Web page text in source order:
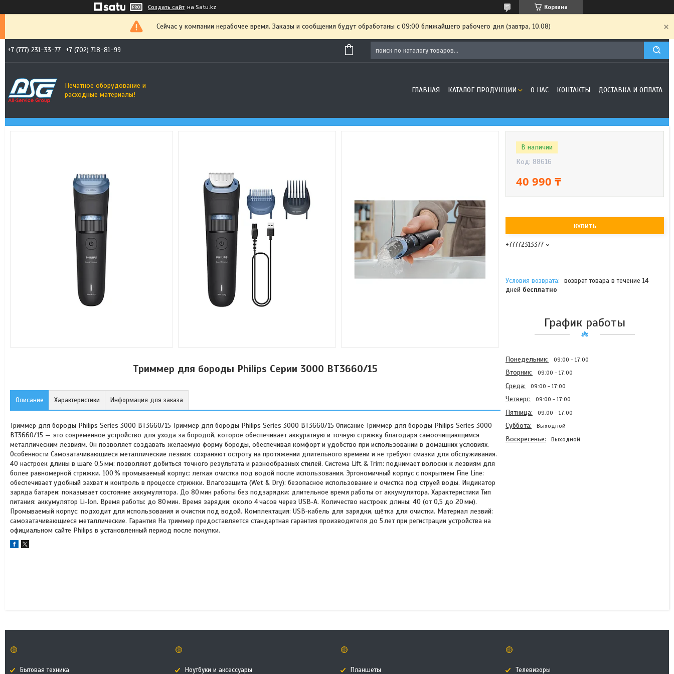
Создать сайт на Satu.kz Корзина
Сейчас у компании нерабочее время. Заказы и сообщения будут обработаны с 09:00 ближайшего рабочего дня (завтра, 10.08)
+7 (777) 231-33-77 +7 (702) 718-81-99
Печатное оборудование и
расходные материалы!
ГЛАВНАЯ КАТАЛОГ ПРОДУКЦИИ О НАС КОНТАКТЫ ДОСТАВКА И ОПЛАТА
Триммер для бороды Philips Серии 3000 BT3660/15
Описание Характеристики Информация для заказа
Триммер для бороды Philips Series 3000 BT3660/15 Триммер для бороды Philips Series 3000 BT3660/15 Описание Триммер для бороды Philips Series 3000
BT3660/15 — это современное устройство для ухода за бородой, которое обеспечивает аккуратную и точную стрижку благодаря самоочищающимся
металлическим лезвиям. Он позволяет создавать желаемую форму бороды, обеспечивая комфорт и удобство при использовании в домашних условиях.
Особенности Самозатачивающиеся металлические лезвия: сохраняют остроту на протяжении длительного времени и не требуют смазки для обслуживания.
40 настроек длины в шаге 0,5 мм: позволяют добиться точного результата и разнообразных стилей. Система Lift & Trim: поднимает волоски к лезвиям для
более равномерной стрижки. 100 % промываемый корпус: легкая очистка под водой после использования. Эргономичный корпус с покрытием Fine Line:
обеспечивает удобный захват и контроль в процессе стрижки. Влагозащита (Wet & Dry): безопасное использование и очистка под струей воды. Индикатор
заряда батареи: показывает состояние аккумулятора. До 80 мин работы без подзарядки: длительное время работы от аккумулятора. Характеристики Тип
питания: аккумулятор Li‑Ion. Время работы: до 80 мин. Время зарядки: около 4 часов через USB‑A. Количество настроек длины: 40 (от 0,5 до 20 мм).
Промываемый корпус: подходит для использования и очистки под водой. Комплектация: USB‑кабель для зарядки, щётка для очистки. Материал лезвий:
самозатачивающиеся металлические. Гарантия На триммер предоставляется стандартная гарантия производителя до 5 лет при регистрации устройства на
официальном сайте Philips в установленный период после покупки.
В наличии
Код: 88616
40 990 ₸
КУПИТЬ
+77772313377
возврат товара в течение 14
дней бесплатно
График работы
Понедельник 09:00 17:00
Вторник 09:00 17:00
Среда 09:00 17:00
Четверг 09:00 17:00
Пятница 09:00 17:00
Суббота Выходной
Воскресенье Выходной
🟡
Бытовая техника
🟡
Ноутбуки и аксессуары
🟡
Планшеты
🟡
Телевизоры